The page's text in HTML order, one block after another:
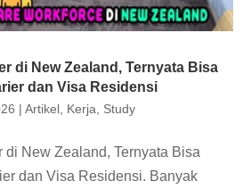
di New Zealand, Ternyata Bisa
dan Visa Residensi
|Artikel Kerja Study
di New Zealand, Ternyata Bisa
dan Visa Residensi. Banyak